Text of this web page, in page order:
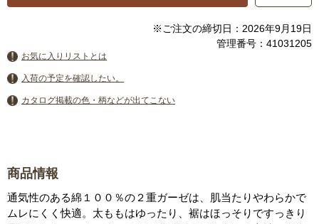
※ご注文の締切日：2026年9月19日
管理番号：41031205
お気に入りリストとは
入荷の予定を確認したい。
カタログ掲載の色・柄などが出てこない
商品情報
通気性のある綿１００％の２重ガーゼは、肌当たりやわらかで
ムレにくく快適。太ももはゆったり、裾はほっそりですっきり